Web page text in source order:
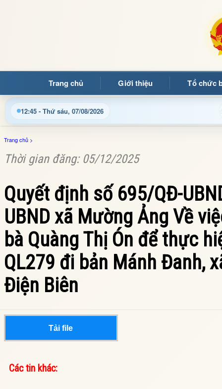
Trang chủ Giới thiệu Tổ chức
12:45 - Thứ sáu, 07/08/2026
Chào mừng quý bạn đọc đến với Trang thông tin điện tử
Trang chủ >
Thời gian đăng: 05/12/2025
Quyết định số 695/QĐ-
UBND xã Mường Ảng Về
bà Quàng Thị Ón để thực
QL279 đi bản Mánh Đanh,
Điện Biên
Tải file
Các tin khác: